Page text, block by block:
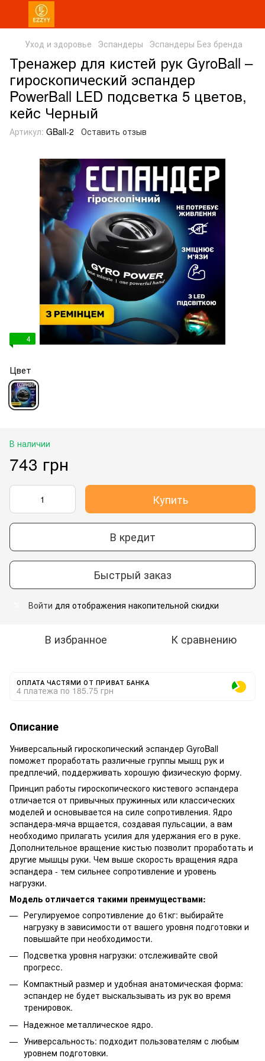
Уход и здоровье Эспандеры Эспандеры Без бренда
Тренажер для кистей рук GyroBall –
гироскопический эспандер
PowerBall LED подсветка 5 цветов,
кейс Черный
Артикул: GBall-2 Оставить отзыв
4
Цвет
В наличии
743 грн
Купить
В кредит
Быстрый заказ
Войти для отображения накопительной скидки
В избранное К сравнению
ОПЛАТА ЧАСТЯМИ ОТ ПРИВАТ БАНКА
4 платежа по 185.75 грн
Описание
Универсальный гироскопический эспандер GyroBall
поможет проработать различные группы мышц рук и
предплечий, поддерживать хорошую физическую форму.
Принцип работы гироскопического кистевого эспандера
отличается от привычных пружинных или классических
моделей и основывается на силе сопротивления. Ядро
эспандера-мяча врщается, создавая пульсации, а вам
необходимо прилагать усилия для удержания его в руке.
Дополнительное вращение кистью позволит проработать и
другие мышцы руки. Чем выше скорость вращения ядра
эспандера - тем сильнее сопротивление и уровень
нагрузки.
Модель отличается такими преимуществами:
Регулируемое сопротивление до 61кг: выбирайте
нагрузку в зависимости от вашего уровня подготовки и
повышайте при необходимости.
Подсветка уровня нагрузки: отслеживайте свой
прогресс.
Компактный размер и удобная анатомическая форма:
эспандер не будет выскальзывать из рук во время
тренировок.
Надежное металлическое ядро.
Универсальность: подходит пользователям с любым
уровнем подготовки.